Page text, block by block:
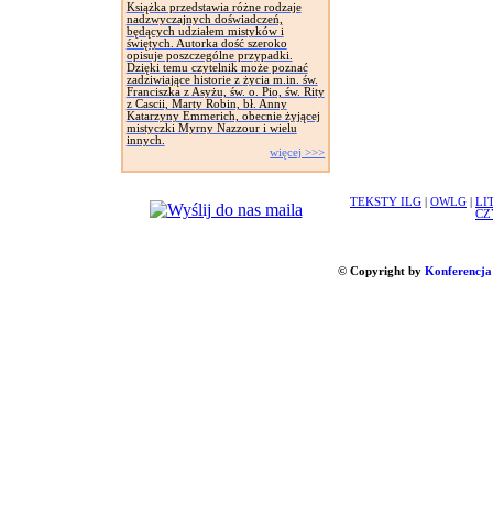
Książka przedstawia różne rodzaje
nadzwyczajnych doświadczeń,
będących udziałem mistyków i
świętych. Autorka dość szeroko
opisuje poszczególne przypadki.
Dzięki temu czytelnik może poznać
zadziwiające historie z życia m.in. św.
Franciszka z Asyżu, św. o. Pio, św. Rity
z Cascii, Marty Robin, bł. Anny
Katarzyny Emmerich, obecnie żyjącej
mistyczki Myrny Nazzour i wielu
innych.
więcej >>>
TEKSTY ILG OWLG
© Copyright by Konferencja